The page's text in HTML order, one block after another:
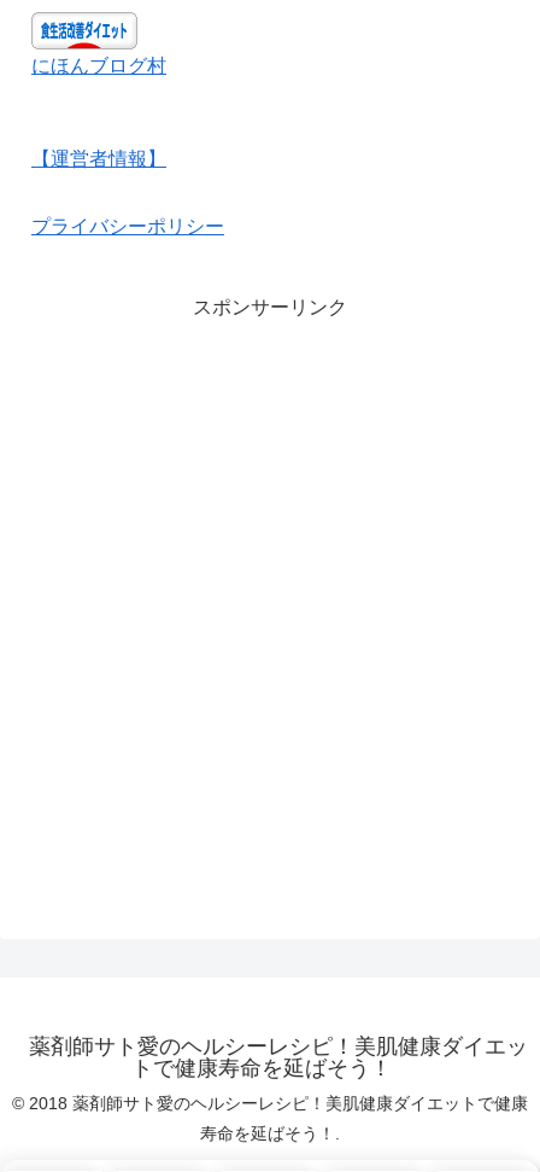
にほんブログ村
【運営者情報】
プライバシーポリシー
スポンサーリンク
薬剤師サト愛のヘルシーレシピ！美肌健康ダイエッ
トで健康寿命を延ばそう！
© 2018 薬剤師サト愛のヘルシーレシピ！美肌健康ダイエットで健康
寿命を延ばそう！.